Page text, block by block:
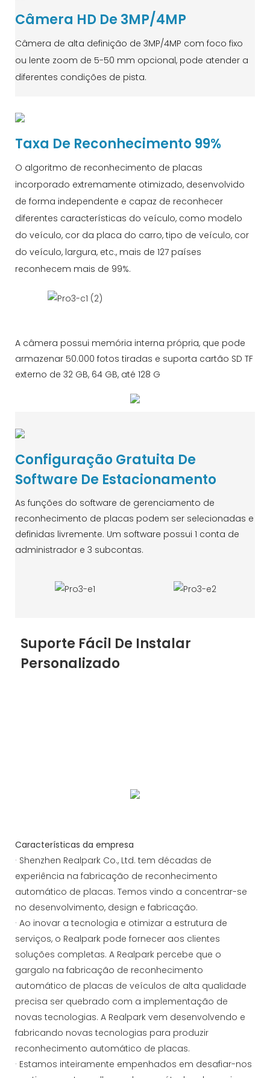
Câmera HD De 3MP/4MP
Câmera de alta definição de 3MP/4MP com foco fixo
ou lente zoom de 5-50 mm opcional, pode atender a
diferentes condições de pista.
Taxa De Reconhecimento 99%
O algoritmo de reconhecimento de placas
incorporado extremamente otimizado, desenvolvido
de forma independente e capaz de reconhecer
diferentes características do veículo, como modelo
do veículo, cor da placa do carro, tipo de veículo, cor
do veículo, largura, etc., mais de 127 países
reconhecem mais de 99%.
A câmera possui memória interna própria, que pode
armazenar 50.000 fotos tiradas e suporta cartão SD TF
externo de 32 GB, 64 GB, até 128 G
Configuração Gratuita De
Software De Estacionamento
As funções do software de gerenciamento de
reconhecimento de placas podem ser selecionadas e
definidas livremente. Um software possui 1 conta de
administrador e 3 subcontas.
Suporte Fácil De Instalar
Personalizado
Características da empresa
· Shenzhen Realpark Co., Ltd. tem décadas de
experiência na fabricação de reconhecimento
automático de placas. Temos vindo a concentrar-se
no desenvolvimento, design e fabricação.
· Ao inovar a tecnologia e otimizar a estrutura de
serviços, o Realpark pode fornecer aos clientes
soluções completas. A Realpark percebe que o
gargalo na fabricação de reconhecimento
automático de placas de veículos de alta qualidade
precisa ser quebrado com a implementação de
novas tecnologias. A Realpark vem desenvolvendo e
fabricando novas tecnologias para produzir
reconhecimento automático de placas.
· Estamos inteiramente empenhados em desafiar-nos